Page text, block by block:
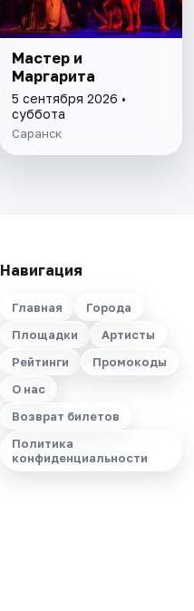
Мастер и
Маргарита
5 сентября 2026 •
суббота
Саранск
Навигация
Главная
Города
Площадки
Артисты
Рейтинги
Промокоды
О нас
Возврат билетов
Политика
конфиденциальности